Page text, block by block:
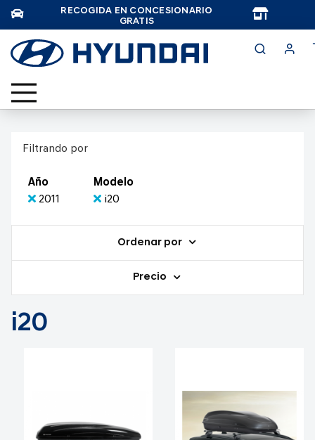
RECOGIDA EN CONCESIONARIO
GRATIS
Filtrando por
Año
2011
Modelo
i20
Ordenar por
Precio
i20